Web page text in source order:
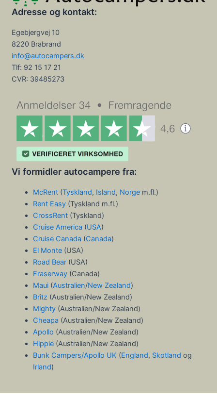
Adresse og kontakt:
Egebjergvej 10
8220 Brabrand
info@autocampers.dk
Tlf: 92 15 17 21
CVR: 39485273
Vi formidler autocampere fra:
McRent(Tyskland, Island, Norgem.fl.)
Rent Easy(Tyskland m.fl.)
CrossRent(Tyskland)
Cruise America (USA)
Cruise Canada (Canada)
El Monte(USA)
Road Bear(USA)
Fraserway (Canada)
Maui (Australien/New Zealand)
Britz (Australien/New Zealand)
Mighty (Australien/New Zealand)
Cheapa (Australien/New Zealand)
Apollo (Australien/New Zealand)
Hippie(Australien/New Zealand)
Bunk Campers/Apollo UK (England, Skotland og
Irland)